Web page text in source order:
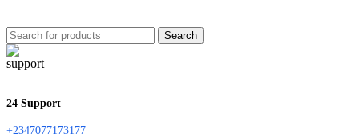
Search
24 Support
+2347077173177